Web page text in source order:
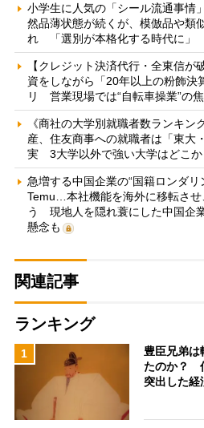
小学生に人気の「シール流通事
然品薄状態が続くが、模倣品や類
れ 「選別が本格化する時代に」
【クレジット決済代行・全東信
資をしながら「20年以上の粉飾決
リ 営業現場では“自転車操業”の
《商社の大学別就職者数ランキン
産、住友商事への就職者は「東大
実 3大学以外で強い大学はどこか
急増する中国企業の“国籍ロンダ
Temu…本社機能を海外に移転させ
う 現地人を隠れ蓑にした中国企
懸念も
関連記事
ランキング
1
豊臣兄弟は
たのか？
突出した